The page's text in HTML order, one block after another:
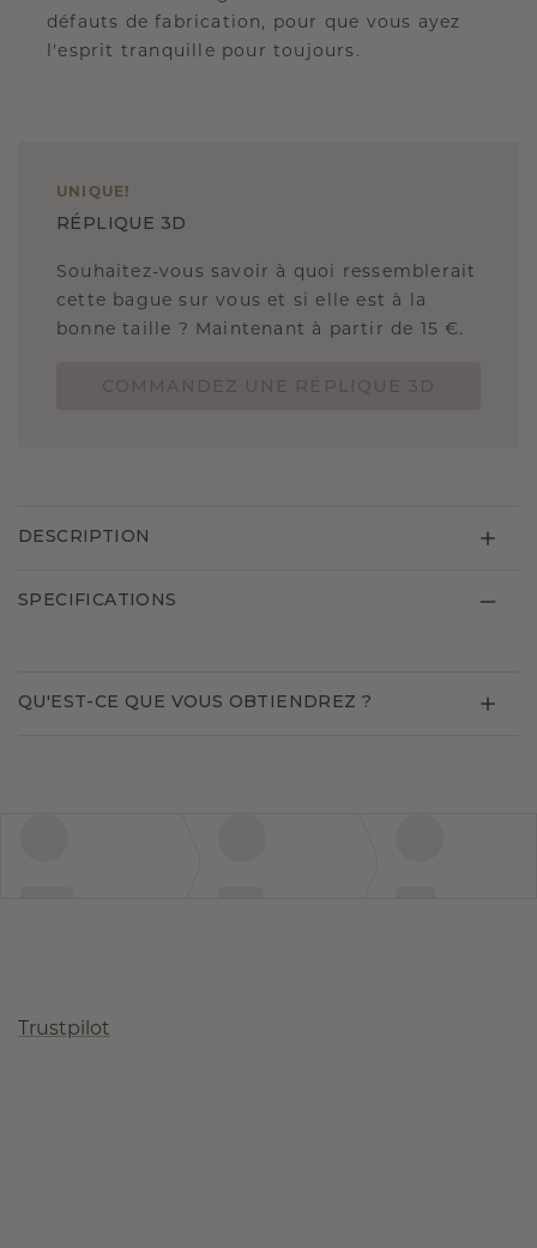
défauts de fabrication, pour que vous ayez
l'esprit tranquille pour toujours.
UNIQUE !
RÉPLIQUE 3D
Souhaitez-vous savoir à quoi ressemblerait
cette bague sur vous et si elle est à la
bonne taille ? Maintenant à partir de 15 €.
DESCRIPTION
SPECIFICATIONS
QU'EST-CE QUE VOUS OBTIENDREZ ?
Trustpilot